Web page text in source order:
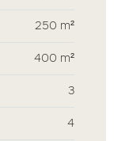
250 m²
400 m²
3
4